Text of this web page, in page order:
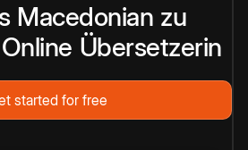
Macedonian zu
Online Übersetzerin
started for free